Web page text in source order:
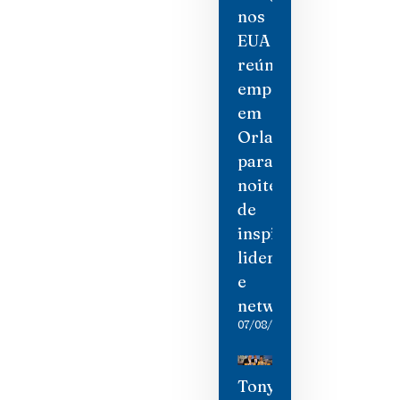
nos
EUA
reúne
empresárias
em
Orlando
para
noite
de
inspiração,
liderança
e
networking
07/08/2026
Tony